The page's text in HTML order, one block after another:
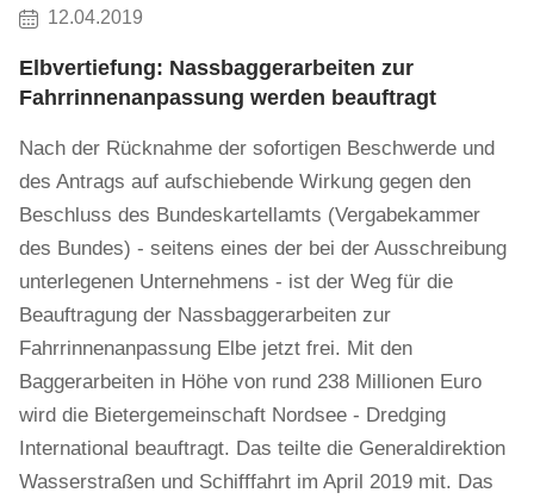
12.04.2019
Elbvertiefung: Nassbaggerarbeiten zur
Fahrrinnenanpassung werden beauftragt
Nach der Rücknahme der sofortigen Beschwerde und
des Antrags auf aufschiebende Wirkung gegen den
Beschluss des Bundeskartellamts (Vergabekammer
des Bundes) - seitens eines der bei der Ausschreibung
unterlegenen Unternehmens - ist der Weg für die
Beauftragung der Nassbaggerarbeiten zur
Fahrrinnenanpassung Elbe jetzt frei. Mit den
Baggerarbeiten in Höhe von rund 238 Millionen Euro
wird die Bietergemeinschaft Nordsee - Dredging
International beauftragt. Das teilte die Generaldirektion
Wasserstraßen und Schifffahrt im April 2019 mit. Das